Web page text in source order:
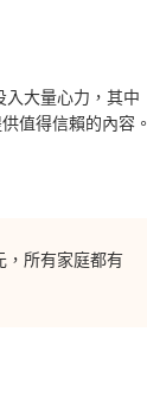
大量心力，其中
值得信賴的內容。
，所有家庭都有